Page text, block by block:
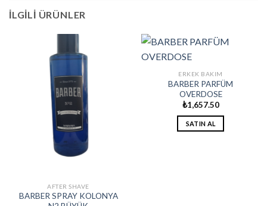
İLGILI ÜRÜNLER
AFTER SHAVE
BARBER SPRAY KOLONYA
ERKEK BAKIM
BARBER PARFÜM
OVERDOSE
₺1,657.50
SATIN AL